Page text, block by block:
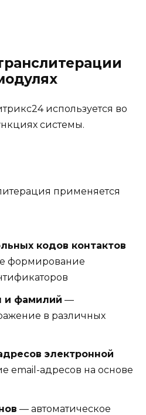
используется во
системы.
применяется
кодов контактов
формирование
и фамилий —
в различных
электронной
email-адресов на основе
— автоматическое